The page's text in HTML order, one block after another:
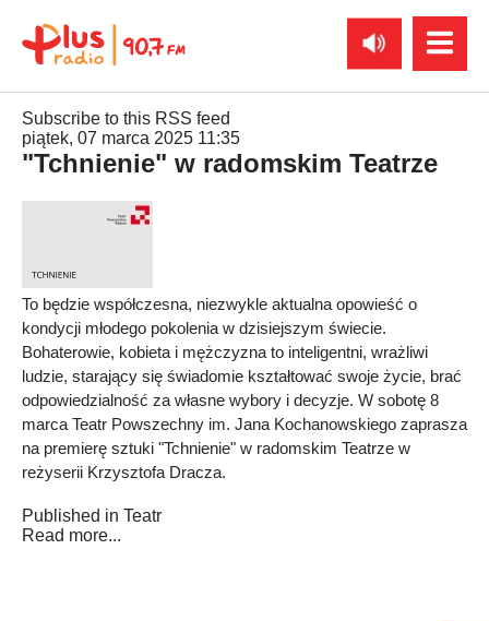
Subscribe to this RSS feed
piątek, 07 marca 2025 11:35
"Tchnienie" w radomskim Teatrze
To będzie współczesna, niezwykle aktualna opowieść o
kondycji młodego pokolenia w dzisiejszym świecie.
Bohaterowie, kobieta i mężczyzna to inteligentni, wrażliwi
ludzie, starający się świadomie kształtować swoje życie, brać
odpowiedzialność za własne wybory i decyzje. W sobotę 8
marca Teatr Powszechny im. Jana Kochanowskiego zaprasza
na premierę sztuki "Tchnienie" w radomskim Teatrze w
reżyserii Krzysztofa Dracza.
Published in Teatr
Read more...